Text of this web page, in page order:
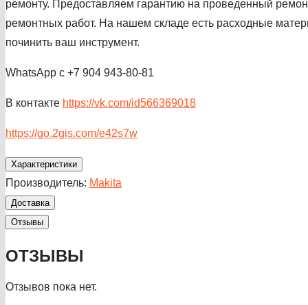
ремонту. Предоставляем гарантию на проведенный
ремонтных работ. На нашем складе есть расходные
починить ваш инструмент.
WhatsApp с +7 904 943-80-81
В контакте https://vk.com/id566369018
https://go.2gis.com/e42s7w
Характеристики
Производитель: Makita
Доставка
Отзывы
ОТЗЫВЫ
Отзывов пока нет.